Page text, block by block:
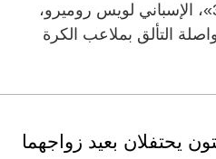
كشف نجم فريق «بالم 365»، الإسباني لويس روميرو،
التألق بملاعب الكرة
يحتفلان بعيد زواجهما